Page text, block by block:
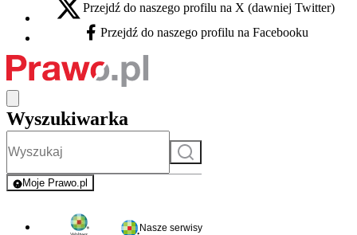
X - otwiera się w nowej karcie
Przejdź do naszego profilu na X (dawniej Twitter)
Facebook - otwiera się w nowej karcie
Przejdź do naszego profilu na Facebooku
Wyszukiwarka
Szukaj
Moje Prawo.pl
- rejestracja i logowanie do serwisu
Nasze serwisy